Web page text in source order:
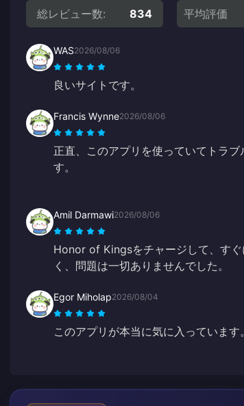
総レビュー数: 834 平均評価
WAS2026/08/06
良いサイトです。
Francis Wynne2026/08/06
正直、このアプリを使っていてトラ
す。
Amil Darmawi2026/08/06
Honor of Kingsをチャージして、す
く、問題は一切ありませんでした。
Egor Miholap2026/08/04
このアプリが本当に気に入っていま